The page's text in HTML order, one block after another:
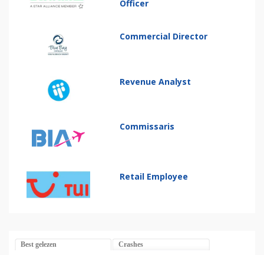
Officer
Commercial Director
Revenue Analyst
Commissaris
Retail Employee
Best gelezen Crashes